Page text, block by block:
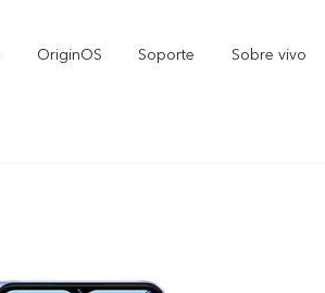
OriginOS Soporte Sobre vivo